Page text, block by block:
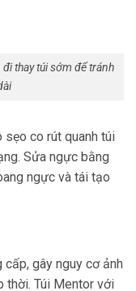
thay túi sớm để tránh
sẹo co rút quanh túi
Sửa ngực bằng
ngực và tái tạo
gây nguy cơ ảnh
thời. Túi Mentor với